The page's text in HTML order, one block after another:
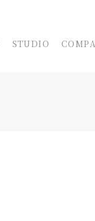
STUDIO